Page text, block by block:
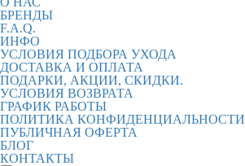
БРЕНДЫ
F.A.Q.
ИНФО
УСЛОВИЯ ПОДБОРА УХОДА
ДОСТАВКА И ОПЛАТА
ПОДАРКИ, АКЦИИ, СКИДКИ.
УСЛОВИЯ ВОЗВРАТА
ГРАФИК РАБОТЫ
ПОЛИТИКА КОНФИДЕНЦИАЛЬНОСТИ
ПУБЛИЧНАЯ ОФЕРТА
БЛОГ
КОНТАКТЫ